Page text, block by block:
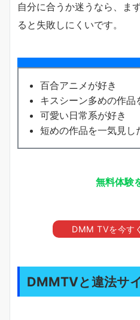
自分に合うか迷うなら、ま
ると失敗しにくいです。
百合アニメが好き
キスシーン多めの作品
可愛い日常系が好き
短めの作品を一気見し
無料体験
DMM TVを今す
DMMTVと違法サ